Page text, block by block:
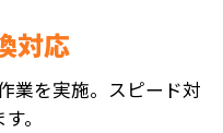
対応
業を実施。スピード対
。